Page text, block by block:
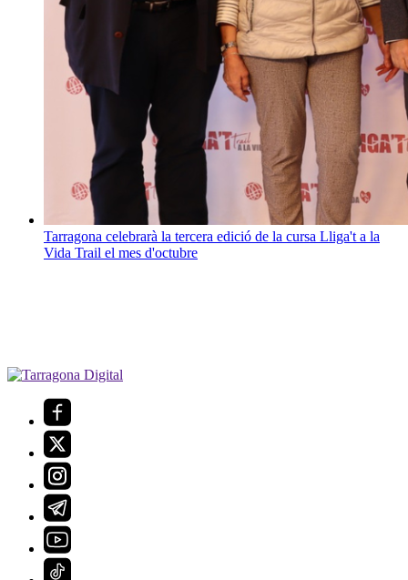
Tarragona celebrarà la tercera edició de la cursa Lliga't a la
Vida Trail el mes d'octubre